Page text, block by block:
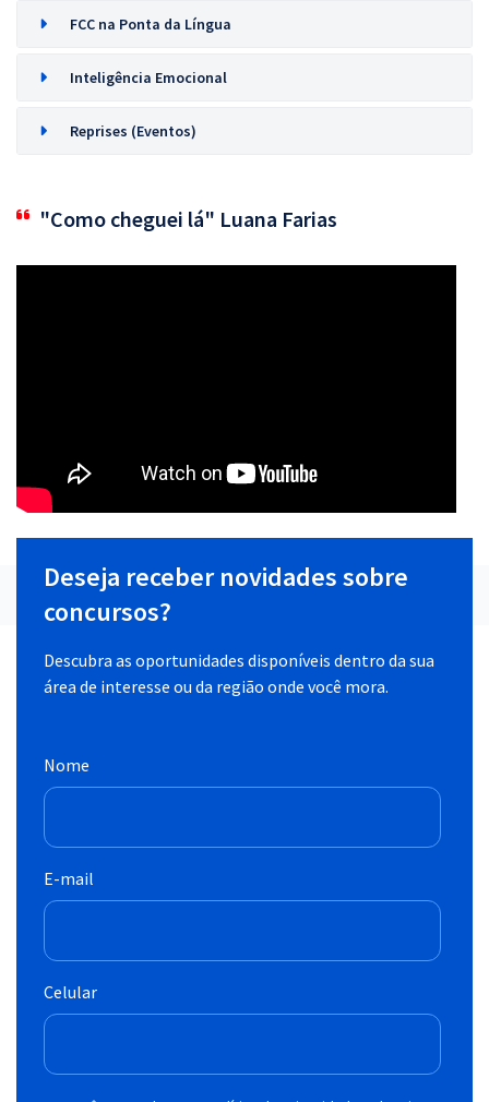
FCC na Ponta da Língua
Inteligência Emocional
Reprises (Eventos)
"Como cheguei lá" Luana Farias
Deseja receber novidades sobre
concursos?
Descubra as oportunidades disponíveis dentro da sua
área de interesse ou da região onde você mora.
Nome
E-mail
Celular